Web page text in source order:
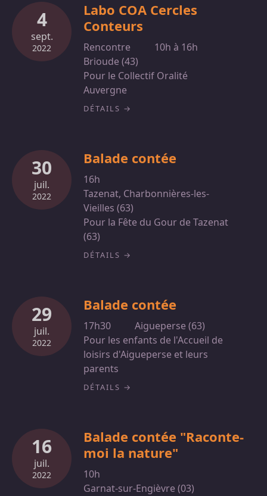
4
sept.
2022
Labo COA Cercles
Conteurs
Rencontre
10h à 16h
Brioude (43)
Pour le Collectif Oralité
Auvergne
DÉTAILS
30
juil.
2022
Balade contée
16h
Tazenat, Charbonnières-les-
Vieilles (63)
Pour la Fête du Gour de Tazenat
(63)
DÉTAILS
29
juil.
2022
Balade contée
17h30
Aigueperse (63)
Pour les enfants de l'Accueil de
loisirs d'Aigueperse et leurs
parents
DÉTAILS
16
juil.
2022
Balade contée "Raconte-
moi la nature"
10h
Garnat-sur-Engièvre (03)